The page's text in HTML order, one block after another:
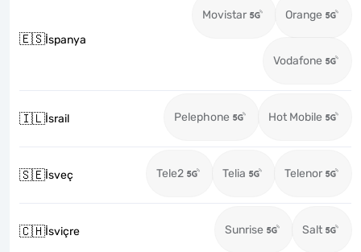
🇪🇸İspanya
Movistar Orange
Vodafone
🇮🇱İsrail Pelephone Hot Mobile
🇸🇪İsveç Tele2 Telia Telenor
🇨🇭İsviçre Sunrise Salt